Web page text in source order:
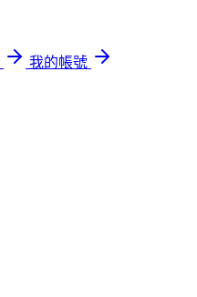
我的帳號